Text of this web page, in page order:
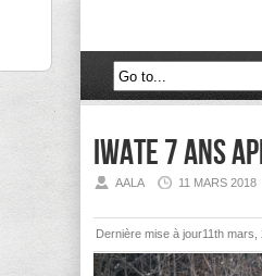
Iwate 7 ans
AALA 11 MARS 2018
Dernière mise à jour11th mars,